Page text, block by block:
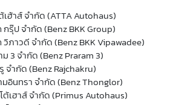
เฮ้าส์ จำกัด (ATTA Autohaus)
กรุ๊ป จำกัด (Benz BKK Group)
วิภาวดี จำกัด (Benz BKK Vipawadee)
3 จำกัด (Benz Praram 3)
จำกัด (Benz Rajchakru)
อินทรา จำกัด (Benz Thonglor)
ต้เฮาส์ จำกัด (Primus Autohaus)